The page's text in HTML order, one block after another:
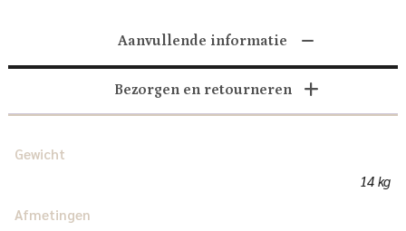
Aanvullende informatie
Bezorgen en retourneren
Gewicht
14 kg
Afmetingen